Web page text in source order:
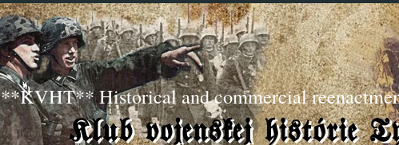
**KVHT** Historical and commercial